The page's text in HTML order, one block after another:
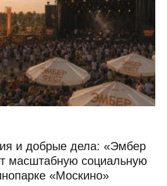
и добрые дела: «Эмбер
масштабную социальную
«Москино»